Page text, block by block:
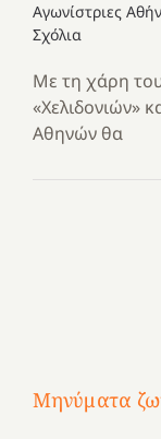
Αγωνίστριες
Σχόλια
Με τη χάρη
«Χελιδονιών»
Αθηνών θα
Μηνύματα